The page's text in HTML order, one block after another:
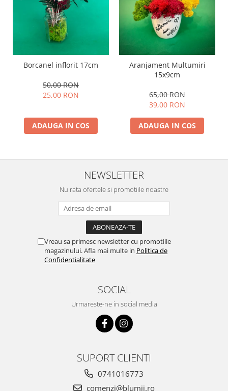
Borcanel inflorit 17cm
50,00 RON
25,00 RON
ADAUGA IN COS
Aranjament Multumiri
15x9cm
65,00 RON
39,00 RON
ADAUGA IN COS
NEWSLETTER
Nu rata ofertele si promotiile noastre
Vreau sa primesc newsletter cu promotiile
magazinului. Afla mai multe in Politica de
Confidentialitate
SOCIAL
Urmareste-ne in social media
SUPORT CLIENTI
0741016773
comenzi@blumii.ro